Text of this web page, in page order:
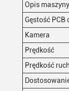
Opis maszyny
Gęstość PCB
Kamera
Prędkość
Prędkość